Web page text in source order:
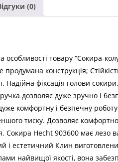
(0)
товару “Сокира-
конструкція;
Надійна фіксація голови
дозволяє дуже зручно і
комфортну і безпечну
тиску. Дозволяє
Сокира Hecht 903600 має лезо
і естетичний Клин
найвищої якості, вона